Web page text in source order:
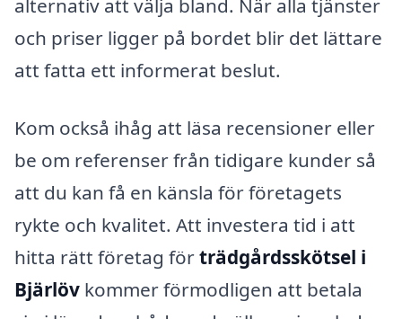
alternativ att välja bland. När alla tjänster
och priser ligger på bordet blir det lättare
att fatta ett informerat beslut.
Kom också ihåg att läsa recensioner eller
be om referenser från tidigare kunder så
att du kan få en känsla för företagets
rykte och kvalitet. Att investera tid i att
hitta rätt företag förträdgårdsskötsel i
Bjärlöv kommer förmodligen att betala